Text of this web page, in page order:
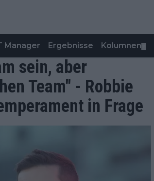
Manager Ergebnisse Kolumnen
sein, aber
Team" - Robbie
in Frage